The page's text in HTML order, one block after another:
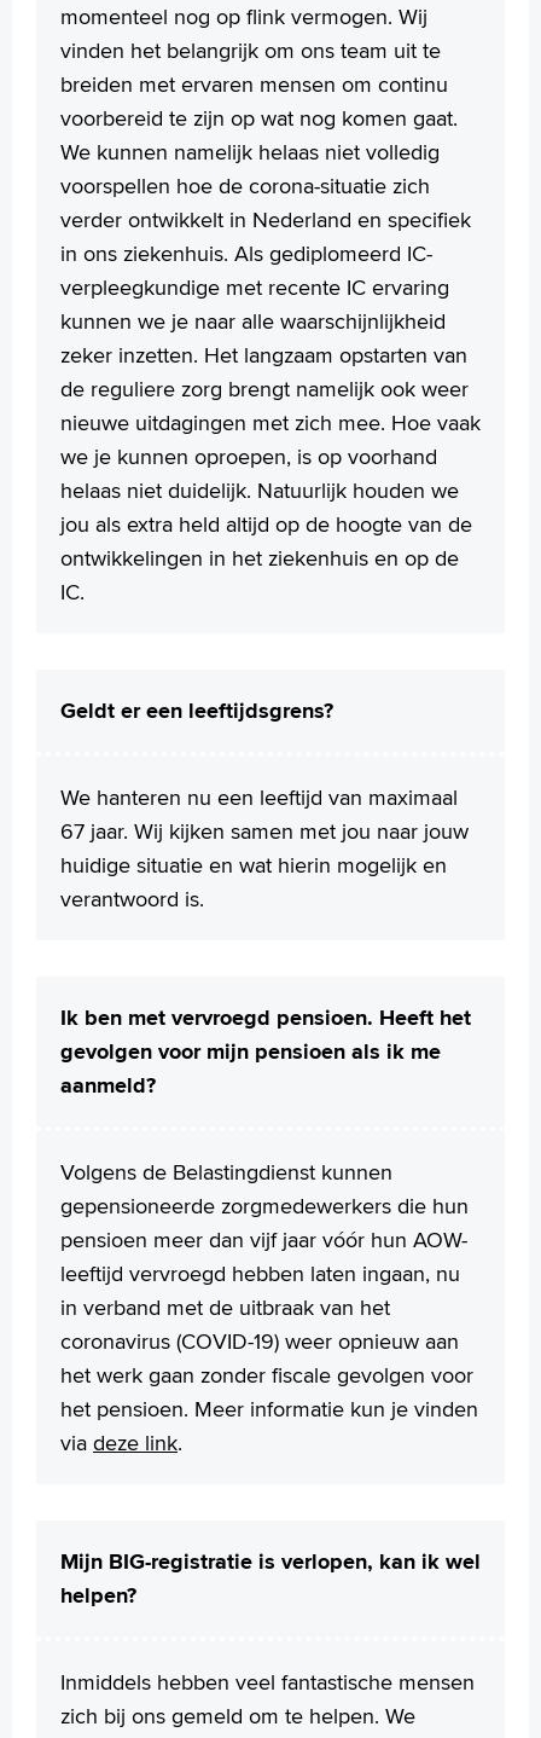
momenteel nog op flink vermogen. Wij
vinden het belangrijk om ons team uit te
breiden met ervaren mensen om continu
voorbereid te zijn op wat nog komen gaat.
We kunnen namelijk helaas niet volledig
voorspellen hoe de corona-situatie zich
verder ontwikkelt in Nederland en specifiek
in ons ziekenhuis. Als gediplomeerd IC-
verpleegkundige met recente IC ervaring
kunnen we je naar alle waarschijnlijkheid
zeker inzetten. Het langzaam opstarten van
de reguliere zorg brengt namelijk ook weer
nieuwe uitdagingen met zich mee. Hoe vaak
we je kunnen oproepen, is op voorhand
helaas niet duidelijk. Natuurlijk houden we
jou als extra held altijd op de hoogte van de
ontwikkelingen in het ziekenhuis en op de
IC.
Geldt er een leeftijdsgrens?
We hanteren nu een leeftijd van maximaal
67 jaar. Wij kijken samen met jou naar jouw
huidige situatie en wat hierin mogelijk en
verantwoord is.
Ik ben met vervroegd pensioen. Heeft het
gevolgen voor mijn pensioen als ik me
aanmeld?
Volgens de Belastingdienst kunnen
gepensioneerde zorgmedewerkers die hun
pensioen meer dan vijf jaar vóór hun AOW-
leeftijd vervroegd hebben laten ingaan, nu
in verband met de uitbraak van het
coronavirus (COVID-19) weer opnieuw aan
het werk gaan zonder fiscale gevolgen voor
het pensioen. Meer informatie kun je vinden
via deze link.
Mijn BIG-registratie is verlopen, kan ik wel
helpen?
Inmiddels hebben veel fantastische mensen
zich bij ons gemeld om te helpen. We